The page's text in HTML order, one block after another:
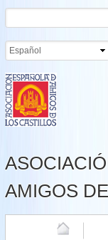
Formulario de
Buscar
AMIGOS